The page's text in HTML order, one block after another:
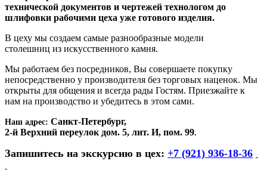
технической документов и чертежей технологом до
шлифовки рабочими цеха уже готового изделия.
В цеху мы создаем самые разнообразные модели
столешниц из искусственного камня.
Мы работаем без посредников, Вы совершаете покупку
непосредственно у производителя без торговых наценок. Мы
открыты для общения и всегда рады Гостям. Приезжайте к
нам на производство и убедитесь в этом сами.
Наш адрес: Санкт-Петербург,
2-й Верхний переулок дом. 5, лит. И, пом. 99.
Запишитесь на экскурсию в цех: +7 (921) 936-18-36